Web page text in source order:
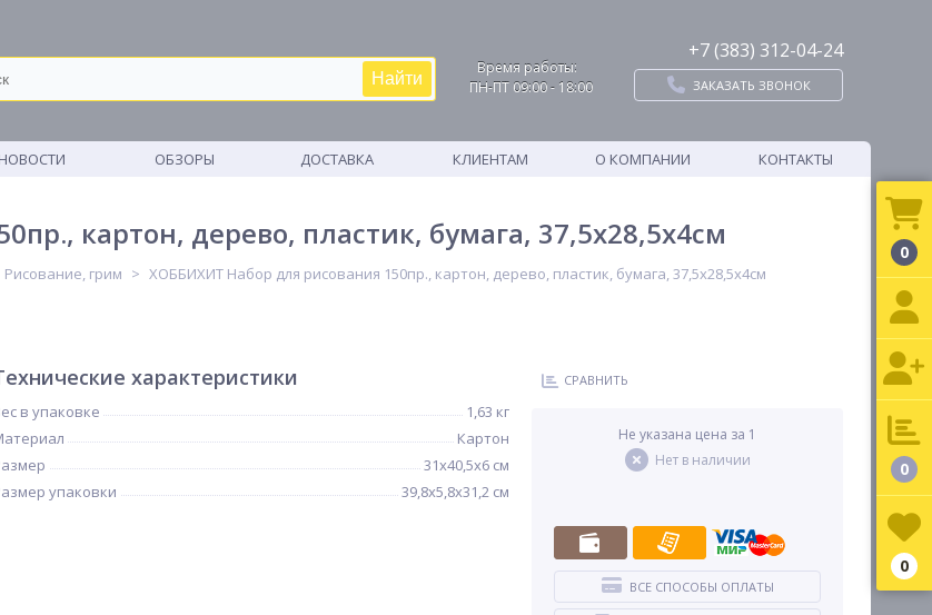
Найти
Время работы:
ПН-ПТ 09:00 - 18:00
+7 (383) 312-04-24
ЗАКАЗАТЬ ЗВОНОК
НОВОСТИ ОБЗОРЫ ДОСТАВКА КЛИЕНТАМ О КОМПАНИИ КОНТАКТЫ
картон, дерево, пластик, бумага, 37,5х28,5х4см
Рисование, грим ХОББИХИТ Набор для рисования 150пр., картон, дерево, пластик, бумага, 37,5х28,5х4см
характеристики
в упаковке
1,63 кг
Картон
31х40,5х6 см
упаковки
39,8х5,8х31,2 см
СРАВНИТЬ
Не указана цена за 1
Нет в наличии
ВСЕ СПОСОБЫ ОПЛАТЫ
0
0
0